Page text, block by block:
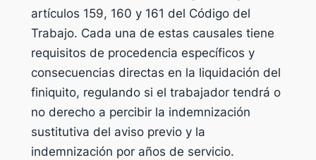
artículos 159, 160 y 161 del Código del
Trabajo. Cada una de estas causales tiene
requisitos de procedencia específicos y
consecuencias directas en la liquidación del
finiquito, regulando si el trabajador tendrá o
no derecho a percibir la indemnización
sustitutiva del aviso previo y la
indemnización por años de servicio.